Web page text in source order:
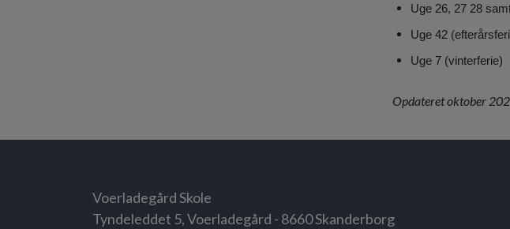
Uge 26, 27 28
Uge 42
Uge 7 (vinterferie)
Opdateret oktober
Voerladegård Skole
Tyndeleddet 5, Voerladegård - 8660 Skanderborg